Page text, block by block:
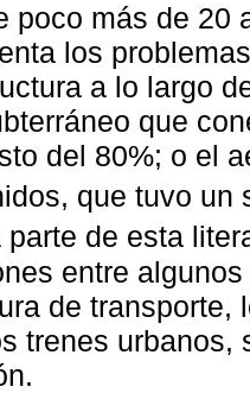
poco más de 20
los
a lo largo
que
del 80%; o el
que tuvo un
parte de esta
entre
de transporte,
trenes urbanos,